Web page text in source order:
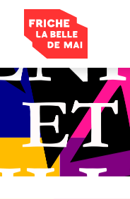
des cookies